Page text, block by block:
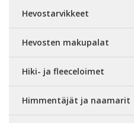
Hevostarvikkeet
Hevosten makupalat
Hiki- ja fleeceloimet
Himmentäjät ja naamarit